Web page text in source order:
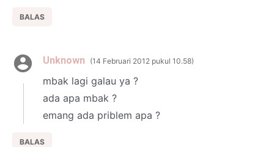
BALAS
Unknown 14 Februari 2012 pukul 10.58
mbak lagi galau ya ?
ada apa mbak ?
emang ada priblem apa ?
BALAS